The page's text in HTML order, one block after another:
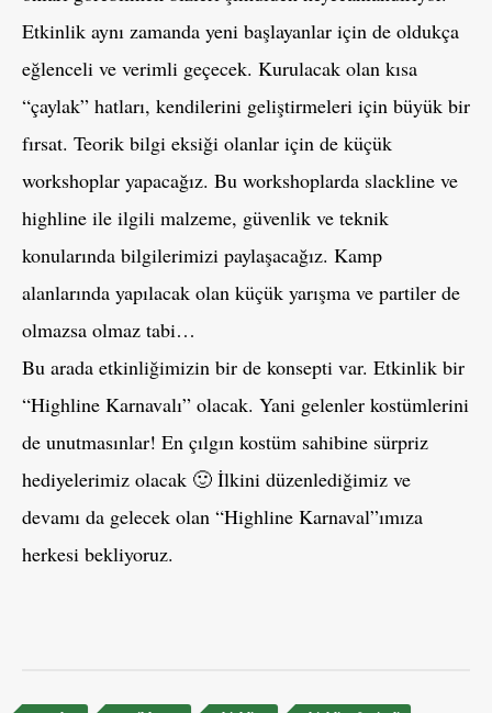
Etkinlik aynı zamanda yeni başlayanlar için de oldukça
eğlenceli ve verimli geçecek. Kurulacak olan kısa
“çaylak” hatları, kendilerini geliştirmeleri için büyük bir
fırsat. Teorik bilgi eksiği olanlar için de küçük
workshoplar yapacağız. Bu workshoplarda slackline ve
highline ile ilgili malzeme, güvenlik ve teknik
konularında bilgilerimizi paylaşacağız. Kamp
alanlarında yapılacak olan küçük yarışma ve partiler de
olmazsa olmaz tabi…
Bu arada etkinliğimizin bir de konsepti var. Etkinlik bir
“Highline Karnavalı” olacak. Yani gelenler kostümlerini
de unutmasınlar! En çılgın kostüm sahibine sürpriz
hediyelerimiz olacak 🙂 İlkini düzenlediğimiz ve
devamı da gelecek olan “Highline Karnaval”ımıza
herkesi bekliyoruz.